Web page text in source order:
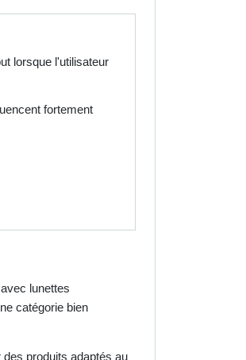
lorsque l'utilisateur
fortement
lunettes
catégorie bien
produits adaptés au